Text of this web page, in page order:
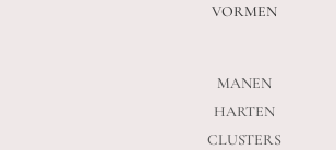
VORMEN
MANEN
HARTEN
CLUSTERS